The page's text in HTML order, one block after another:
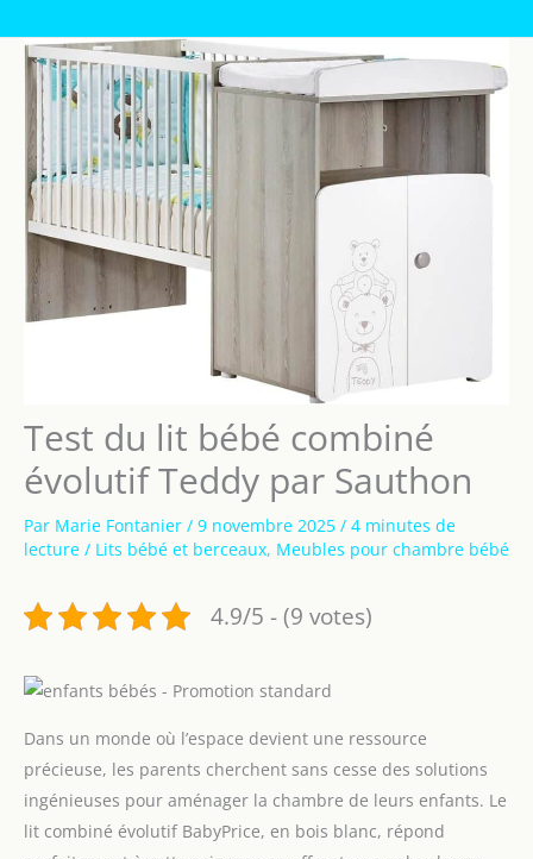
Test du lit bébé combiné
évolutif Teddy par Sauthon
Par Marie Fontanier / 9 novembre 2025 / 4 minutes de
lecture / Lits bébé et berceaux, Meubles pour chambre bébé
4.9/5 - (9 votes)
Dans un monde où l’espace devient une ressource
précieuse, les parents cherchent sans cesse des solutions
ingénieuses pour aménager la chambre de leurs enfants. Le
lit combiné évolutif BabyPrice, en bois blanc, répond